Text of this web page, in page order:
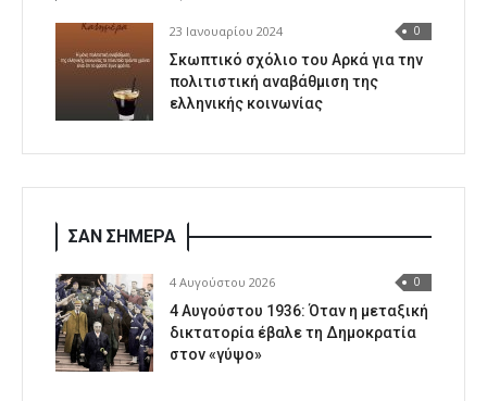
23 Ιανουαρίου 2024 0
Σκωπτικό σχόλιο του Αρκά για την
πολιτιστική αναβάθμιση της
ελληνικής κοινωνίας
ΣΑΝ ΣΗΜΕΡΑ
4 Αυγούστου 2026 0
4 Αυγούστου 1936: Όταν η μεταξική
δικτατορία έβαλε τη Δημοκρατία
στον «γύψο»